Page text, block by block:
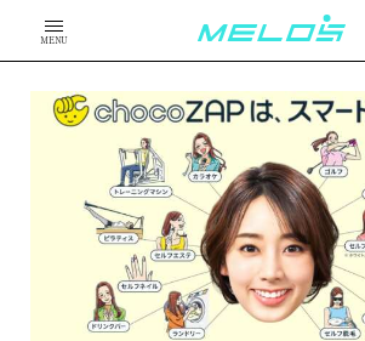
MENU